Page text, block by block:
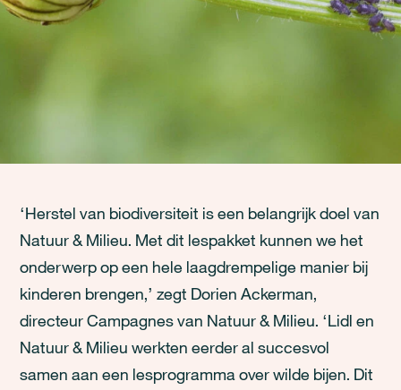
‘Herstel van biodiversiteit is een belangrijk doel van
Natuur & Milieu. Met dit lespakket kunnen we het
onderwerp op een hele laagdrempelige manier bij
kinderen brengen,’ zegt Dorien Ackerman,
directeur Campagnes van Natuur & Milieu. ‘Lidl en
Natuur & Milieu werkten eerder al succesvol
samen aan een lesprogramma over wilde bijen. Dit